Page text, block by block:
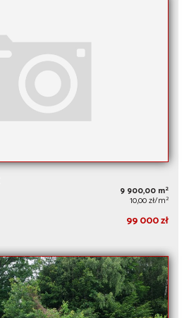
9 900,00 m2
10,00 zł/m2
99 000 zł